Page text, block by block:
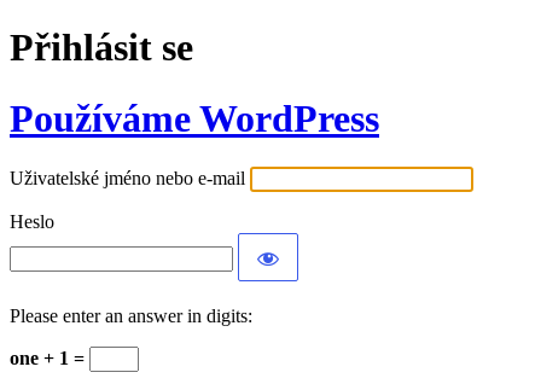
Přihlásit se
Používáme WordPress
Uživatelské jméno nebo e-mail
Heslo
Please enter an answer in digits:
one + 1 =